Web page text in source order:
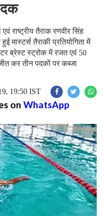
राष्ट्रीय तैराक रणवीर सिंह
मास्टर्स तैराकी प्रतियोगिता में
ब्रेस्ट स्ट्रोक में रजत एवं 50
कर तीन पदकों पर कब्जा
19:50 IST
on WhatsApp